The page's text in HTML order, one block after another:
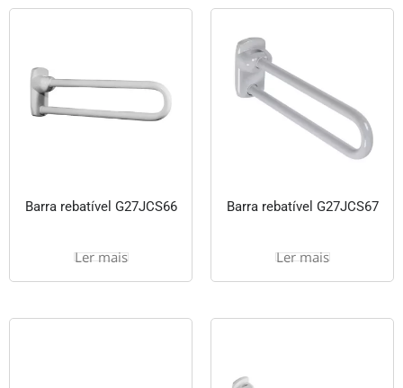
Barra rebatível G27JCS66
Ler mais
Barra rebatível G27JCS67
Ler mais